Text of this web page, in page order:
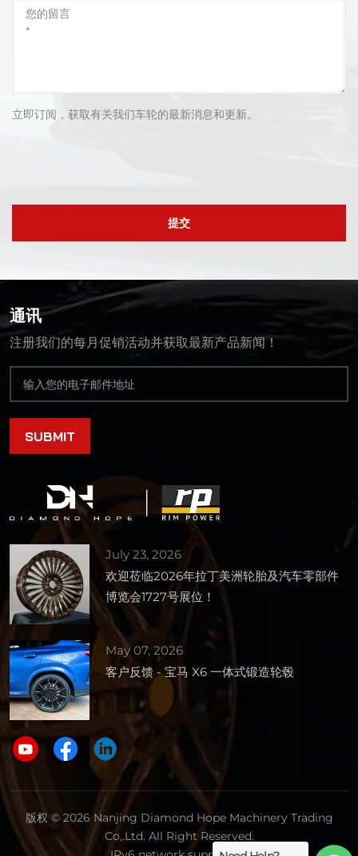
立即订阅，获取有关我们车轮的最新消息和更新。
提交
通讯
注册我们的每月促销活动并获取最新产品新闻！
July 23, 2026
欢迎莅临2026年拉丁美洲轮胎及汽车零部件
博览会1727号展位！
May 07, 2026
客户反馈 - 宝马 X6 一体式锻造轮毂
版权 © 2026 Nanjing Diamond Hope Machinery Trading
Co,.Ltd. All Right Reserved.